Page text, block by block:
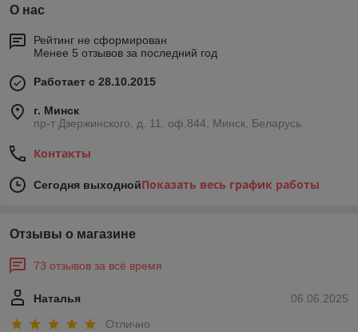
О нас
Рейтинг не сформирован
Менее 5 отзывов за последний год
Работает с 28.10.2015
г. Минск
пр-т Дзержинского, д. 11, оф.844, Минск, Беларусь
Контакты
Сегодня выходнойПоказать весь график работы
Отзывы о магазине
73 отзывов за всё время
06.06.2025
Наталья
Отлично